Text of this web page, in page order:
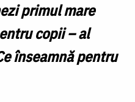
primul mare
copii – al
înseamnă pentru